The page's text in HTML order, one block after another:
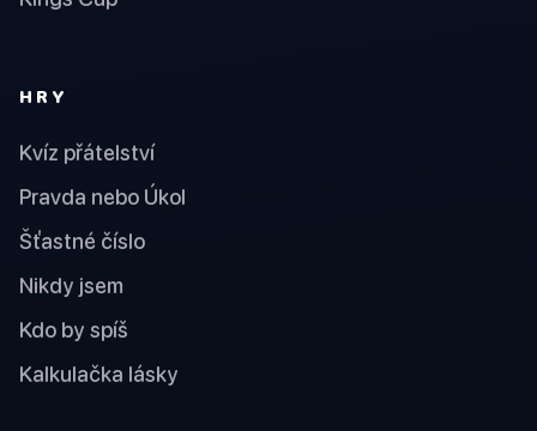
HRY
Kvíz přátelství
Pravda nebo Úkol
Šťastné číslo
Nikdy jsem
Kdo by spíš
Kalkulačka lásky